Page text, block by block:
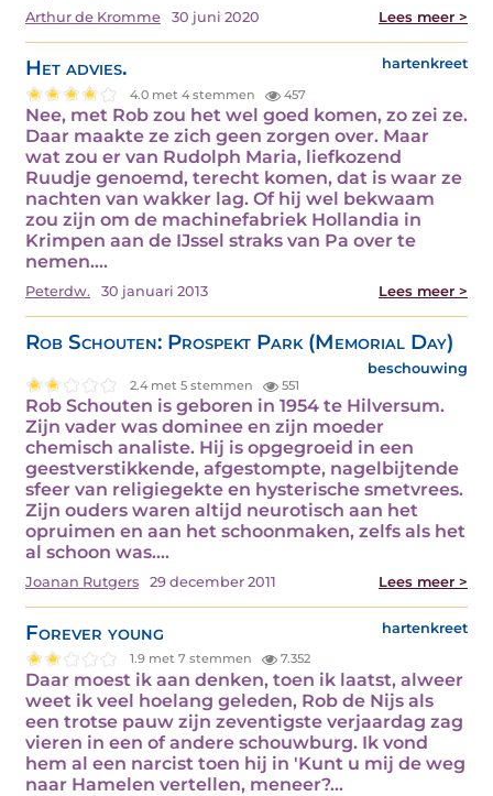
Arthur de Kromme 30 juni 2020 Lees meer >
Het advies. hartenkreet
4.0 met 4 stemmen 457
Nee, met Rob zou het wel goed komen, zo zei ze.
Daar maakte ze zich geen zorgen over. Maar
wat zou er van Rudolph Maria, liefkozend
Ruudje genoemd, terecht komen, dat is waar ze
nachten van wakker lag. Of hij wel bekwaam
zou zijn om de machinefabriek Hollandia in
Krimpen aan de IJssel straks van Pa over te
nemen.…
Peterdw. 30 januari 2013 Lees meer >
Rob Schouten: Prospekt Park (Memorial Day)
beschouwing
2.4 met 5 stemmen 551
Rob Schouten is geboren in 1954 te Hilversum.
Zijn vader was dominee en zijn moeder
chemisch analiste. Hij is opgegroeid in een
geestverstikkende, afgestompte, nagelbijtende
sfeer van religiegekte en hysterische smetvrees.
Zijn ouders waren altijd neurotisch aan het
opruimen en aan het schoonmaken, zelfs als het
al schoon was.…
Joanan Rutgers 29 december 2011 Lees meer >
Forever young hartenkreet
1.9 met 7 stemmen 7.352
Daar moest ik aan denken, toen ik laatst, alweer
weet ik veel hoelang geleden, Rob de Nijs als
een trotse pauw zijn zeventigste verjaardag zag
vieren in een of andere schouwburg. Ik vond
hem al een narcist toen hij in 'Kunt u mij de weg
naar Hamelen vertellen, meneer?…